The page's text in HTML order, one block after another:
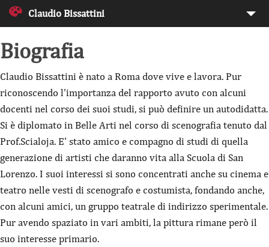
Claudio Bissattini
Biografia
Mostre
Critica
Contatti
Biografia
Bissattini
Claudio Bissattini è nato a Roma dove vive e lavora. Pur
riconoscendo l'importanza del rapporto avuto con alcuni
docenti nel corso dei suoi studi, si può definire un autodidatta.
Si è diplomato in Belle Arti nel corso di scenografia tenuto dal
Prof.Scialoja. E' stato amico e compagno di studi di quella
generazione di artisti che daranno vita alla Scuola di San
Lorenzo. I suoi interessi si sono concentrati anche su cinema e
teatro nelle vesti di scenografo e costumista, fondando anche,
con alcuni amici, un gruppo teatrale di indirizzo sperimentale.
Pur avendo spaziato in vari ambiti, la pittura rimane però il
suo interesse primario.